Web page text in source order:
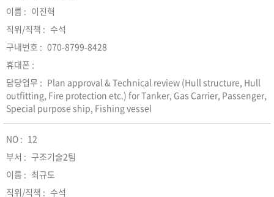
이진혁
수석
070-8799-8428
Plan approval & Technical review (Hull structure, Hull
outfitting, Fire protection etc.) for Tanker, Gas Carrier, Passenger,
Special purpose ship, Fishing vessel
12
구조기술2팀
최규도
수석